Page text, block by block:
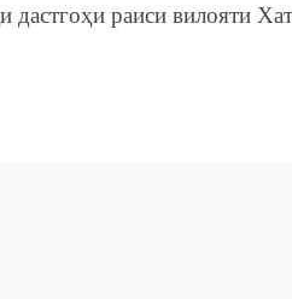
дастгоҳи раиси вилояти